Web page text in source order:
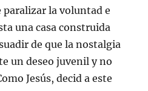
paralizar la voluntad e
una casa construida
de que la nostalgia
un deseo juvenil y no
Jesús, decid a este